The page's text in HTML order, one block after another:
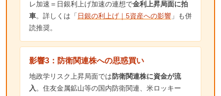
レ加速＝日銀利上げ加速の連想で金利上昇局面に拍
車。詳しくは「 日銀の利上げ｜5資産への影響 」も併
読推奨。
影響3：防衛関連株への思惑買い
地政学リスク上昇局面では 防衛関連株に資金が流
入。住友金属鉱山等の国内防衛関連、米ロッキー